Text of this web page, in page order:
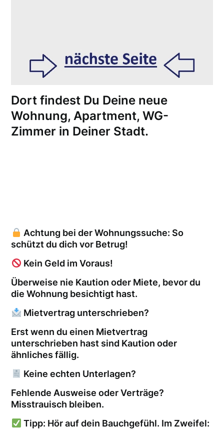
Dort findest Du Deine neue
Wohnung, Apartment, WG-
Zimmer in Deiner Stadt.
Achtung bei der Wohnungssuche: So
schützt du dich vor Betrug!
Kein Geld im Voraus!
Überweise nie Kaution oder Miete, bevor du
die Wohnung besichtigt hast.
Mietvertrag unterschrieben?
Erst wenn du einen Mietvertrag
unterschrieben hast sind Kaution oder
ähnliches fällig.
Keine echten Unterlagen?
Fehlende Ausweise oder Verträge?
Misstrauisch bleiben.
Tipp: Hör auf dein Bauchgefühl. Im Zweifel: